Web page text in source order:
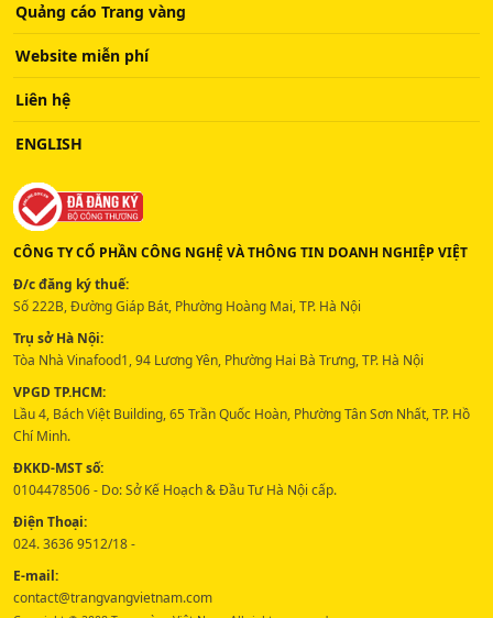
Quảng cáo Trang vàng
Website miễn phí
Liên hệ
ENGLISH
CÔNG TY CỔ PHẦN CÔNG NGHỆ VÀ THÔNG TIN DOANH NGHIỆP VIỆT
Đ/c đăng ký thuế:
Số 222B, Đường Giáp Bát, Phường Hoàng Mai, TP. Hà Nội
Trụ sở Hà Nội:
Tòa Nhà Vinafood1, 94 Lương Yên, Phường Hai Bà Trưng, TP. Hà Nội
VPGD TP.HCM:
Lầu 4, Bách Việt Building, 65 Trần Quốc Hoàn, Phường Tân Sơn Nhất, TP. Hồ
Chí Minh.
ĐKKD-MST số:
0104478506 - Do: Sở Kế Hoạch & Đầu Tư Hà Nội cấp.
Điện Thoại:
024. 3636 9512/18 -
E-mail:
contact@trangvangvietnam.com